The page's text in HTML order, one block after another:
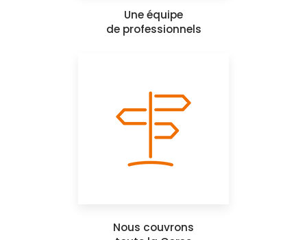
Une équipe
de professionnels
Nous couvrons